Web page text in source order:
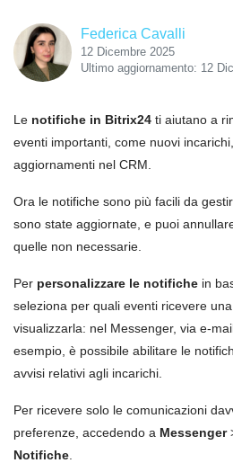
Federica Cavalli
12 Dicembre 2025
Ultimo aggiornamento: 12
Le notifiche in Bitrix24 ti aiutano a
eventi importanti, come nuovi
aggiornamenti nel CRM.
Ora le notifiche sono più facili da
sono state aggiornate, e puoi
quelle non necessarie.
Per personalizzare le notifiche in
seleziona per quali eventi ricevere
visualizzarla: nel Messenger, via e-
esempio, è possibile abilitare le
avvisi relativi agli incarichi.
Per ricevere solo le comunicazioni
preferenze, accedendo a Messenger
Notifiche